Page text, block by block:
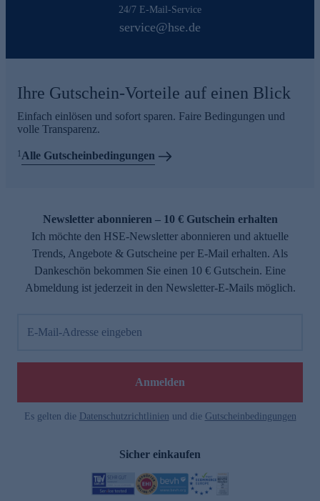
24/7 E-Mail-Service
service@hse.de
Ihre Gutschein-Vorteile auf einen Blick
Einfach einlösen und sofort sparen. Faire Bedingungen und
volle Transparenz.
1 Alle Gutscheinbedingungen
Newsletter abonnieren – 10 € Gutschein erhalten
Ich möchte den HSE-Newsletter abonnieren und aktuelle
Trends, Angebote & Gutscheine per E-Mail erhalten. Als
Dankeschön bekommen Sie einen 10 € Gutschein. Eine
Abmeldung ist jederzeit in den Newsletter-E-Mails möglich.
E-Mail-Adresse eingeben
Anmelden
Es gelten die Datenschutzrichtlinien und die Gutscheinbedingungen
Sicher einkaufen